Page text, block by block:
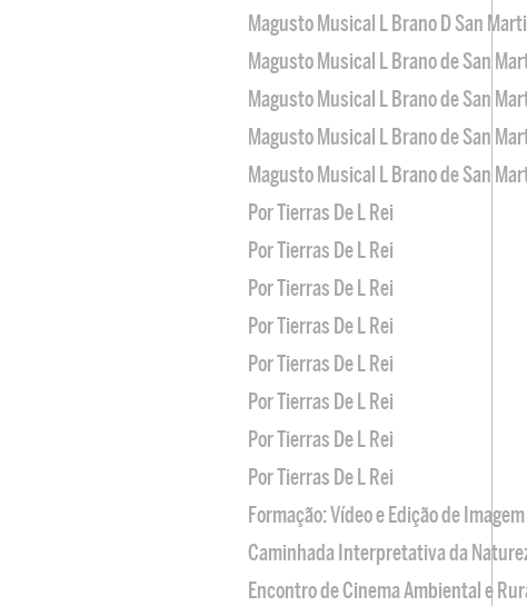
Magusto Musical L Brano D San
Magusto Musical L Brano de San
Magusto Musical L Brano de San
Magusto Musical L Brano de San
Magusto Musical L Brano de San
Por Tierras De L Rei
Por Tierras De L Rei
Por Tierras De L Rei
Por Tierras De L Rei
Por Tierras De L Rei
Por Tierras De L Rei
Por Tierras De L Rei
Por Tierras De L Rei
Formação: Vídeo e Edição de Imagem
Caminhada Interpretativa da
Encontro de Cinema Ambiental e